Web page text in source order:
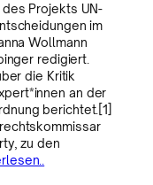
Projekts UN-
im
Wollmann
redigiert.
die Kritik
an der
berichtet.[1]
zu den